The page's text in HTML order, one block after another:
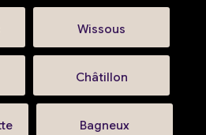
Wissous
Châtillon
Bagneux